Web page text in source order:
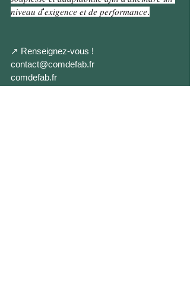
𝑛𝑖𝑣𝑒𝑎𝑢 𝑑'𝑒𝑥𝑖𝑔𝑒𝑛𝑐𝑒 𝑒𝑡 𝑑𝑒 𝑝𝑒𝑟𝑓𝑜𝑟𝑚𝑎𝑛𝑐𝑒.
↗ Renseignez-vous !
contact@comdefab.fr
comdefab.fr